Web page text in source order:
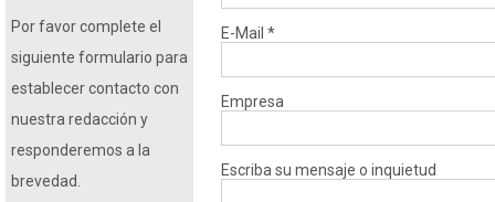
Por favor complete el
siguiente formulario para
establecer contacto con
nuestra redacción y
responderemos a la
brevedad.
E-Mail *
Empresa
Escriba su mensaje o inquietud